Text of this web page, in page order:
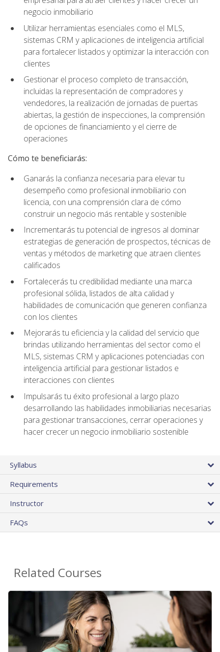
negocio inmobiliario
Utilizar herramientas esenciales como el MLS,
sistemas CRM y aplicaciones de inteligencia artificial
para fortalecer listados y optimizar la interacción con
clientes
Gestionar el proceso completo de transacción,
incluidas la representación de compradores y
vendedores, la realización de jornadas de puertas
abiertas, la gestión de inspecciones, la comprensión
de opciones de financiamiento y el cierre de
operaciones
Cómo te beneficiarás:
Ganarás la confianza necesaria para elevar tu
desempeño como profesional inmobiliario con
licencia, con una comprensión clara de cómo
construir un negocio más rentable y sostenible
Incrementarás tu potencial de ingresos al dominar
estrategias de generación de prospectos, técnicas de
ventas y métodos de marketing que atraen clientes
calificados
Fortalecerás tu credibilidad mediante una marca
profesional sólida, listados de alta calidad y
habilidades de comunicación que generen confianza
con los clientes
Mejorarás tu eficiencia y la calidad del servicio que
brindas utilizando herramientas del sector como el
MLS, sistemas CRM y aplicaciones potenciadas con
inteligencia artificial para gestionar listados e
interacciones con clientes
Impulsarás tu éxito profesional a largo plazo
desarrollando las habilidades inmobiliarias necesarias
para gestionar transacciones, cerrar operaciones y
hacer crecer un negocio inmobiliario sostenible
Syllabus
Requirements
Instructor
FAQs
Related Courses